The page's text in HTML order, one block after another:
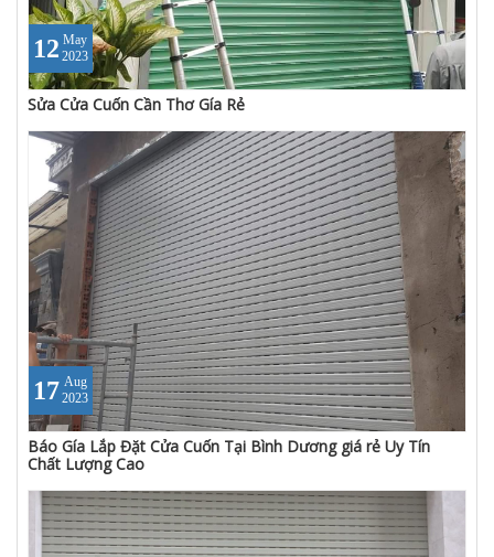
12 May
2023
Sửa Cửa Cuốn Cần Thơ Gía Rẻ
17 Aug
2023
Báo Gía Lắp Đặt Cửa Cuốn Tại Bình Dương giá rẻ Uy Tín
Chất Lượng Cao